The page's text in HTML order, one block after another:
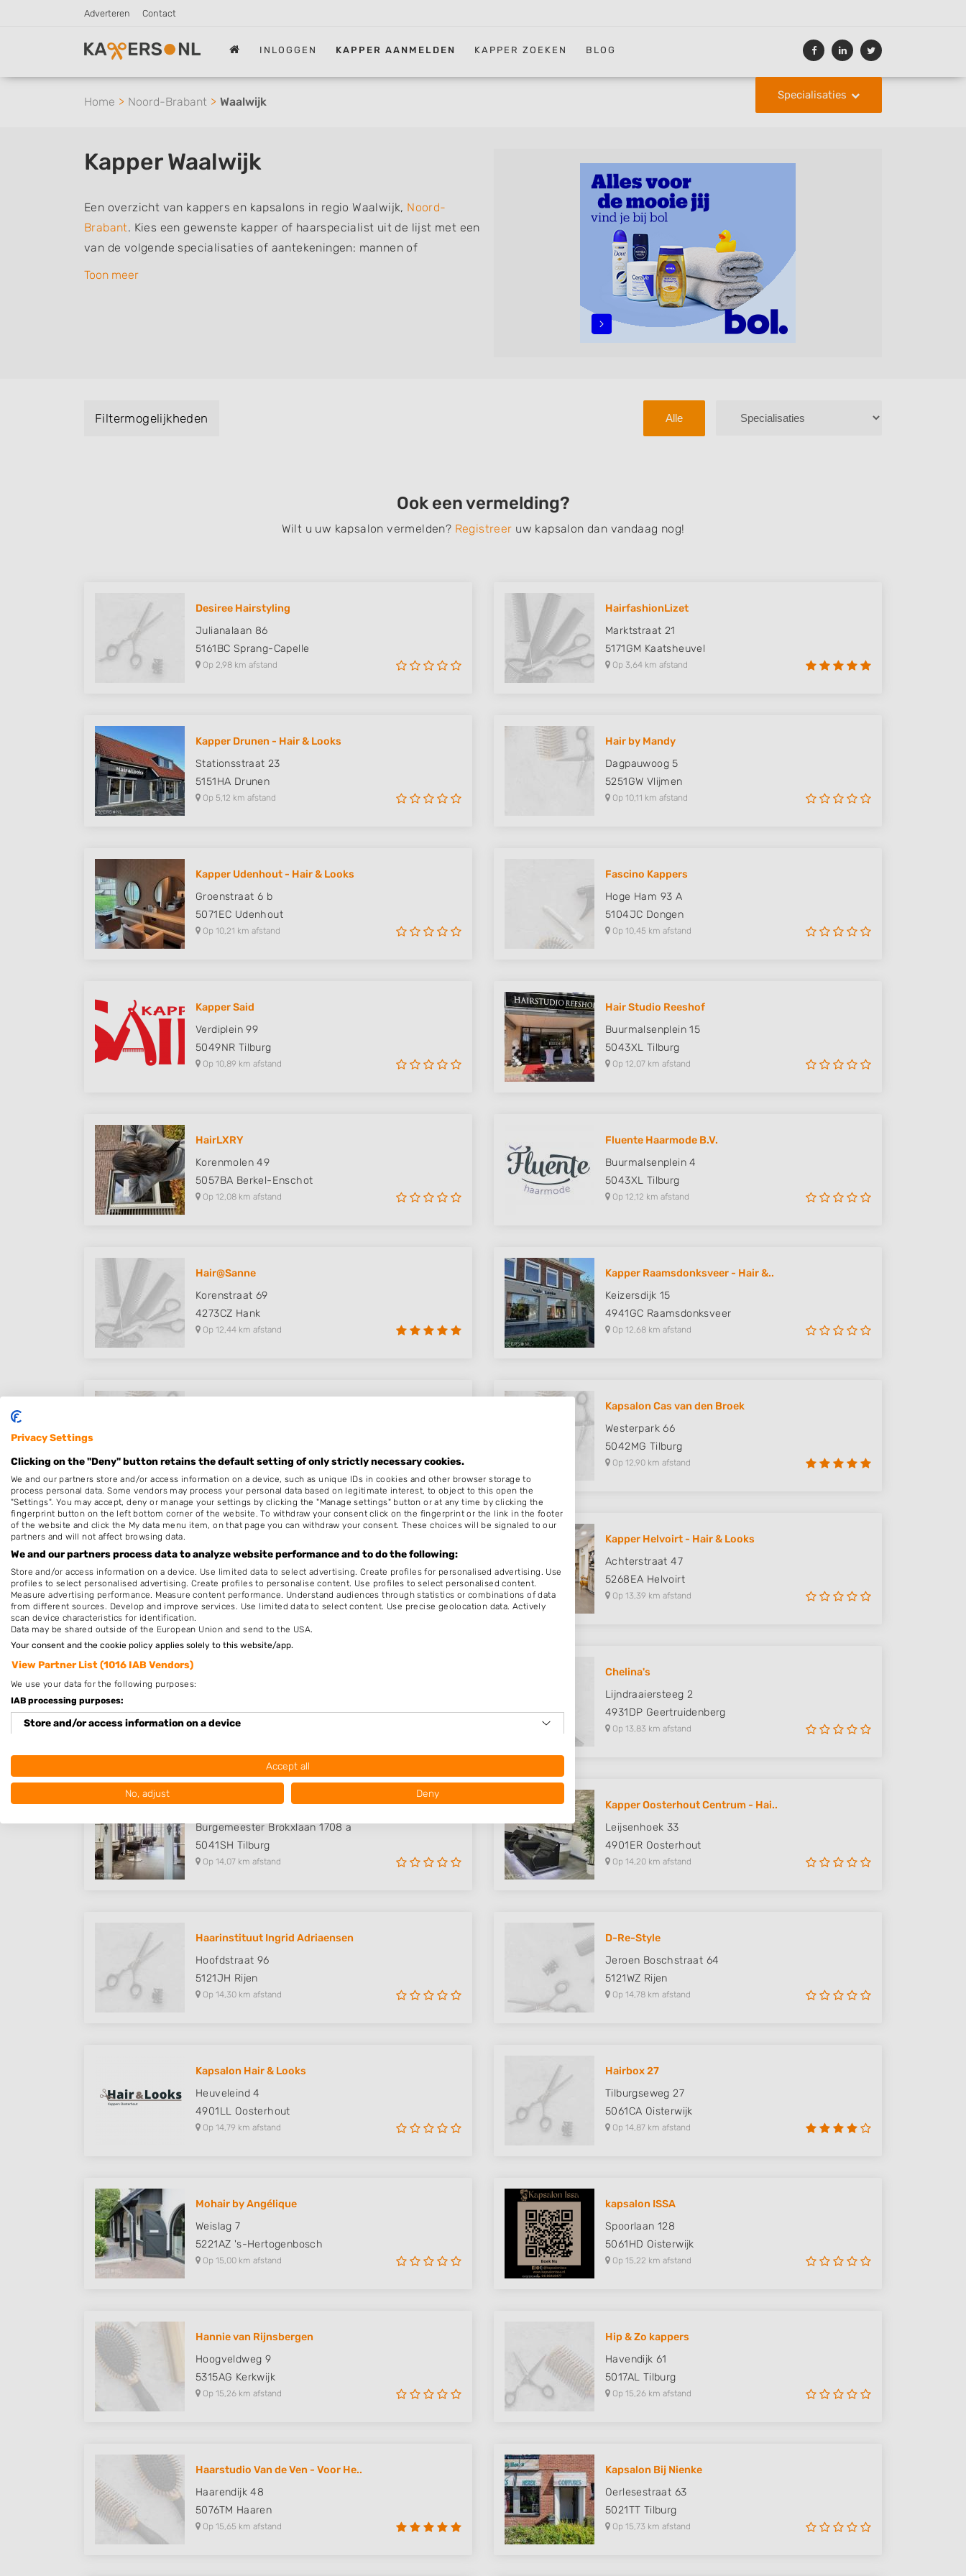
Adverteren Contact
INLOGGEN KAPPER AANMELDEN KAPPER ZOEKEN BLOG
Specialisaties
Home Noord-Brabant Waalwijk
Kapper Waalwijk
Een overzicht van kappers en kapsalons in regio Waalwijk, Noord-
Brabant. Kies een gewenste kapper of haarspecialist uit de lijst met een
van de volgende specialisaties of aantekeningen: mannen of
herenkapper, vrouwen of dameskapper, kinderkapper, thuiskapper,
iedere wijk (noord, oost, zuid, west en het centrum) van Waalwijk.
Toon meer
Filtermogelijkheden Alle
Ook een vermelding?
Wilt u uw kapsalon vermelden? Registreer uw kapsalon dan vandaag nog!
Desiree Hairstyling
Julianalaan 86
5161BC Sprang-Capelle
Op 2,98 km afstand
HairfashionLizet
Marktstraat 21
5171GM Kaatsheuvel
Op 3,64 km afstand
Kapper Drunen - Hair & Looks
Stationsstraat 23
5151HA Drunen
Op 5,12 km afstand
Hair by Mandy
Dagpauwoog 5
5251GW Vlijmen
Op 10,11 km afstand
Kapper Udenhout - Hair & Looks
Groenstraat 6 b
5071EC Udenhout
Op 10,21 km afstand
Fascino Kappers
Hoge Ham 93 A
5104JC Dongen
Op 10,45 km afstand
Kapper Said
Verdiplein 99
5049NR Tilburg
Op 10,89 km afstand
Hair Studio Reeshof
Buurmalsenplein 15
5043XL Tilburg
Op 12,07 km afstand
HairLXRY
Korenmolen 49
5057BA Berkel-Enschot
Op 12,08 km afstand
Fluente Haarmode B.V.
Buurmalsenplein 4
5043XL Tilburg
Op 12,12 km afstand
Hair@Sanne
Korenstraat 69
4273CZ Hank
Op 12,44 km afstand
Kapper Raamsdonksveer - Hair &..
Keizersdijk 15
4941GC Raamsdonksveer
Op 12,68 km afstand
Op 12,89 km afstand
Kapsalon Cas van den Broek
Westerpark 66
5042MG Tilburg
Op 12,90 km afstand
Venkelhof 21
4907HH Oosterhout
Op 12,98 km afstand
Kapper Helvoirt - Hair & Looks
Achterstraat 47
5268EA Helvoirt
Op 13,39 km afstand
4907XT Oosterhout
Op 13,77 km afstand
Chelina's
Lijndraaiersteeg 2
4931DP Geertruidenberg
Op 13,83 km afstand
Kapper Tilburg - Hair & Looks
Burgemeester Brokxlaan 1708 a
5041SH Tilburg
Op 14,07 km afstand
Kapper Oosterhout Centrum - Hai..
Leijsenhoek 33
4901ER Oosterhout
Op 14,20 km afstand
Haarinstituut Ingrid Adriaensen
Hoofdstraat 96
5121JH Rijen
Op 14,30 km afstand
D-Re-Style
Jeroen Boschstraat 64
5121WZ Rijen
Op 14,78 km afstand
Kapsalon Hair & Looks
Heuveleind 4
4901LL Oosterhout
Op 14,79 km afstand
Hairbox 27
Tilburgseweg 27
5061CA Oisterwijk
Op 14,87 km afstand
Mohair by Angélique
Weislag 7
5221AZ 's-Hertogenbosch
Op 15,00 km afstand
kapsalon ISSA
Spoorlaan 128
5061HD Oisterwijk
Op 15,22 km afstand
Hannie van Rijnsbergen
Hoogveldweg 9
5315AG Kerkwijk
Op 15,26 km afstand
Hip & Zo kappers
Havendijk 61
5017AL Tilburg
Op 15,26 km afstand
Haarstudio Van de Ven - Voor He..
Haarendijk 48
5076TM Haaren
Op 15,65 km afstand
Kapsalon Bij Nienke
Oerlesestraat 63
5021TT Tilburg
Op 15,73 km afstand
Privacy Settings
Clicking on the "Deny" button retains the default setting of only strictly necessary cookies.
We and our partners store and/or access information on a device, such as unique IDs in cookies and other browser storage to
process personal data. Some vendors may process your personal data based on legitimate interest, to object to this open the
"Settings". You may accept, deny or manage your settings by clicking the "Manage settings" button or at any time by clicking the
fingerprint button on the left bottom corner of the website. To withdraw your consent click on the fingerprint or the link in the footer
of the website and click the My data menu item, on that page you can withdraw your consent. These choices will be signaled to our
partners and will not affect browsing data.
We and our partners process data to analyze website performance and to do the following:
Store and/or access information on a device. Use limited data to select advertising. Create profiles for personalised advertising. Use
profiles to select personalised advertising. Create profiles to personalise content. Use profiles to select personalised content.
Measure advertising performance. Measure content performance. Understand audiences through statistics or combinations of data
from different sources. Develop and improve services. Use limited data to select content. Use precise geolocation data. Actively
scan device characteristics for identification.
Data may be shared outside of the European Union and send to the USA.
Your consent and the cookie policy applies solely to this website/app.
View Partner List (1016 IAB Vendors)
We use your data for the following purposes:
IAB processing purposes:
Store and/or access information on a device
Create profiles for personalised advertising
Create profiles to personalise content
Use profiles to select personalised content
Understand audiences through statistics or combinations of data from different
Develop and improve services
Identify devices based on information actively requested
Accept all
No, adjust Deny